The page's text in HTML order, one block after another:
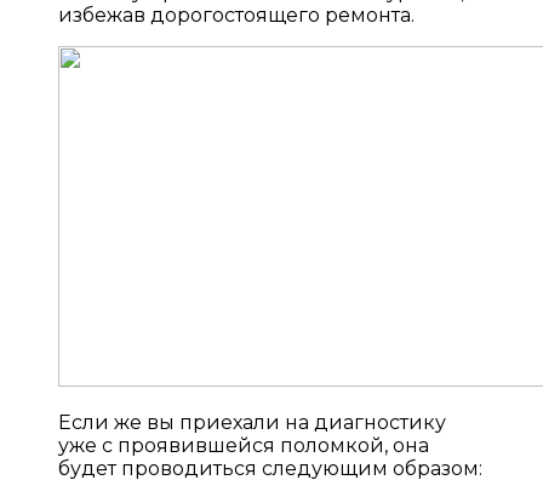
избежав дорогостоящего ремонта.
Если же вы приехали на диагностику
уже с проявившейся поломкой, она
будет проводиться следующим образом: